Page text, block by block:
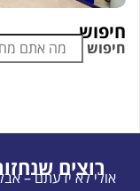
חיפוש
חיפוש
רוצים